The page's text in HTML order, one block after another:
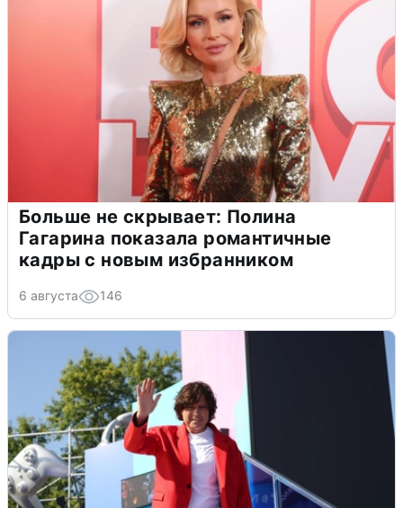
Больше не скрывает: Полина
Гагарина показала романтичные
кадры с новым избранником
6 августа 146